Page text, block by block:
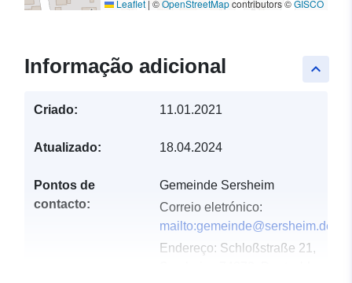
Leaflet | ©OpenStreetMapcontributors ©GISCO
keyboard_arrow_up
Informação adicional
Criado: 11.01.2021
Atualizado: 18.04.2024
Pontos de
contacto:
Gemeinde Sersheim
Correio eletrónico:
mailto:gemeinde@sersheim.de
Endereço: Schloßstraße 21,